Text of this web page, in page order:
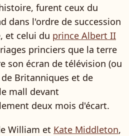
furent ceux du
dans l'ordre de succession
et celui du prince Albert II
princiers que la terre
son écran de télévision (ou
Britanniques et de
mall devant
deux mois d'écart.
William et Kate Middleton,